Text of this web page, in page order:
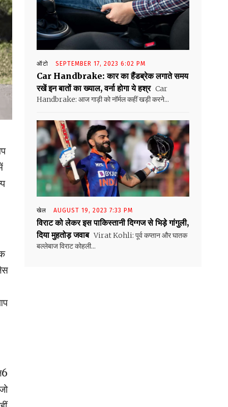
ऑटो SEPTEMBER 17, 2023 6:02 PM
Car Handbrake: कार का हैंडब्रेक लगाते समय
रखें इन बातों का ख्याल, वर्ना होगा ये हश्र Car
Handbrake: आज गाड़ी को नॉर्मल कहीं खड़ी करने...
खेल AUGUST 19, 2023 7:33 PM
विराट को लेकर इस पाकिस्तानी दिग्गज से भिड़े गांगुली,
दिया मुहतोड़ जवाब Virat Kohli: पूर्व कप्तान और घातक
बल्लेबाज विराट कोहली...